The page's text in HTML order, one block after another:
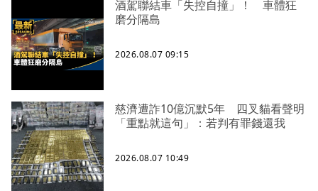
酒駕聯結車「失控自撞」！ 車體狂
磨分隔島
2026.08.07 09:15
慈濟遭詐10億沉默5年 四叉貓看聲明
「重點就這句」：若判有罪錢還我
2026.08.07 10:49